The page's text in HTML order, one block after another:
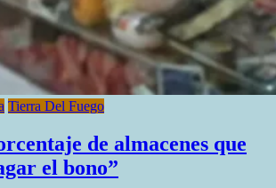
Tierra Del Fuego
de almacenes que
el bono”